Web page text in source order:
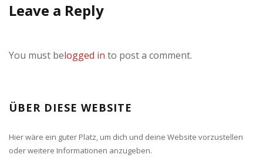
Leave a Reply
You must belogged in to post a comment.
ÜBER DIESE WEBSITE
Hier wäre ein guter Platz, um dich und deine Website vorzustellen
oder weitere Informationen anzugeben.